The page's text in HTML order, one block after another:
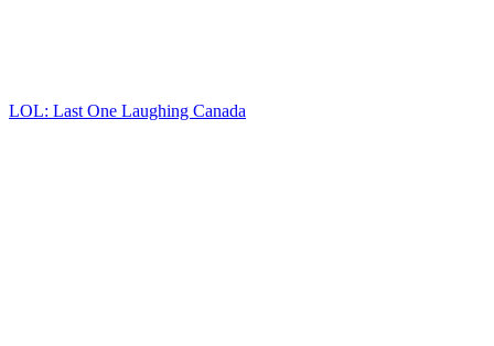
LOL: Last One Laughing Canada